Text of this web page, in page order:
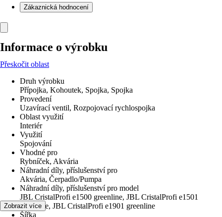
Zákaznická hodnocení
Informace o výrobku
Přeskočit oblast
Druh výrobku
Přípojka, Kohoutek, Spojka, Spojka
Provedení
Uzavírací ventil, Rozpojovací rychlospojka
Oblast využití
Interiér
Využití
Spojování
Vhodné pro
Rybníček, Akvária
Náhradní díly, příslušenství pro
Akvária, Čerpadlo/Pumpa
Náhradní díly, příslušenství pro model
JBL CristalProfi e1500 greenline, JBL CristalProfi e1501
greenline, JBL CristalProfi e1901 greenline
Šířka
Zobrazit více